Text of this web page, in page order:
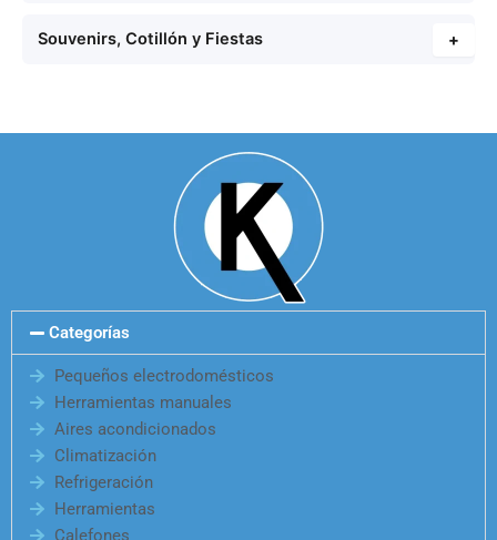
Souvenirs, Cotillón y Fiestas +
Categorías
Pequeños electrodomésticos
Herramientas manuales
Aires acondicionados
Climatización
Refrigeración
Herramientas
Calefones